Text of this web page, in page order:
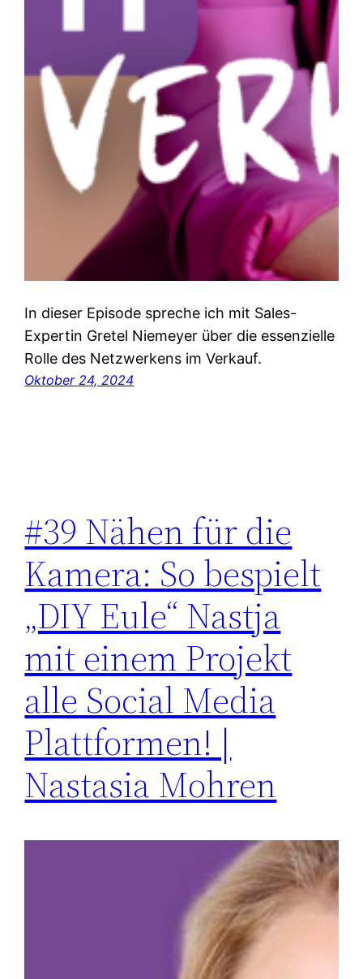
In dieser Episode spreche ich mit Sales-
Expertin Gretel Niemeyer über die essenzielle
Rolle des Netzwerkens im Verkauf.
Oktober 24, 2024
#39 Nähen für die
Kamera: So bespielt
„DIY Eule“ Nastja
mit einem Projekt
alle Social Media
Plattformen! |
Nastasia Mohren